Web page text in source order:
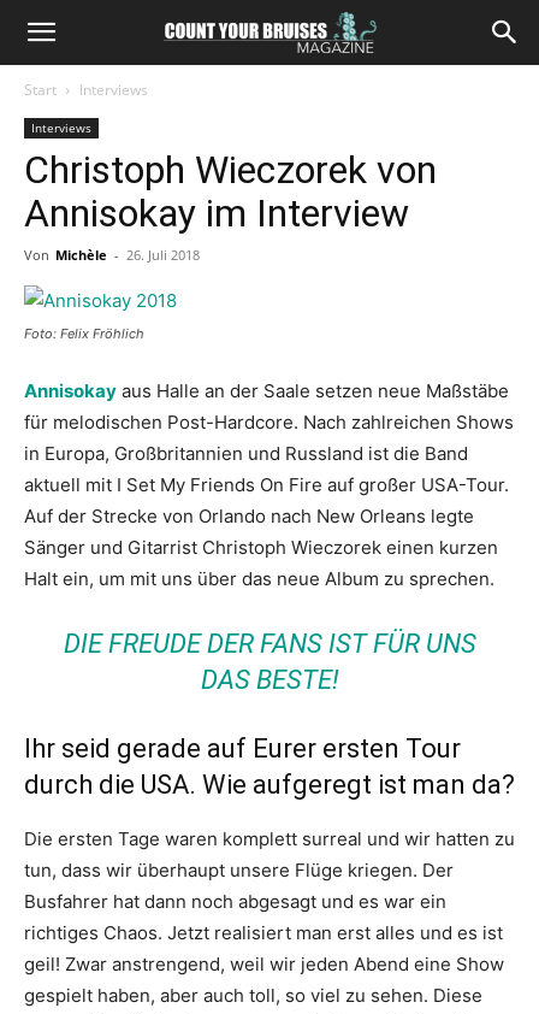
Start Interviews
Interviews
Christoph Wieczorek von
Annisokay im Interview
Von Michèle - 26. Juli 2018
Foto: Felix Fröhlich
Annisokay aus Halle an der Saale setzen neue Maßstäbe
für melodischen Post-Hardcore. Nach zahlreichen Shows
in Europa, Großbritannien und Russland ist die Band
aktuell mit I Set My Friends On Fire auf großer USA-Tour.
Auf der Strecke von Orlando nach New Orleans legte
Sänger und Gitarrist Christoph Wieczorek einen kurzen
Halt ein, um mit uns über das neue Album zu sprechen.
DIE FREUDE DER FANS IST FÜR UNS
DAS BESTE!
Ihr seid gerade auf Eurer ersten Tour
durch die USA. Wie aufgeregt ist man da?
Die ersten Tage waren komplett surreal und wir hatten zu
tun, dass wir überhaupt unsere Flüge kriegen. Der
Busfahrer hat dann noch abgesagt und es war ein
richtiges Chaos. Jetzt realisiert man erst alles und es ist
geil! Zwar anstrengend, weil wir jeden Abend eine Show
gespielt haben, aber auch toll, so viel zu sehen. Diese